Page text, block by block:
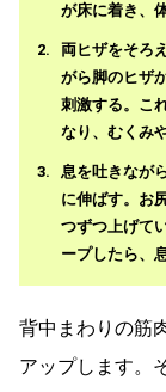
が床に着き、
両ヒザをそろ
がら脚のヒザ
刺激する。こ
なり、むくみ
息を吐きなが
に伸ばす。お
つずつ上げて
ープしたら、
背中まわりの筋
アップします。